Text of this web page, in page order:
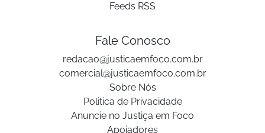
Feeds RSS
Fale Conosco
redacao@justicaemfoco.com.br
comercial@justicaemfoco.com.br
Sobre Nós
Politica de Privacidade
Anuncie no Justiça em Foco
Apoiadores